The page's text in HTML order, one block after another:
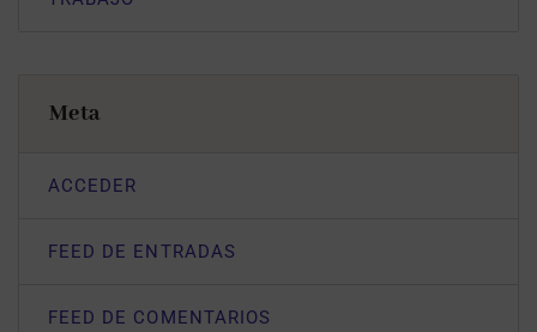
Meta
ACCEDER
FEED DE ENTRADAS
FEED DE COMENTARIOS